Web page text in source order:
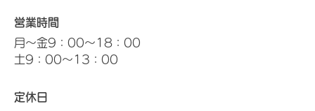
営業時間
月～金9：00～18：00
土9：00～13：00
定休日